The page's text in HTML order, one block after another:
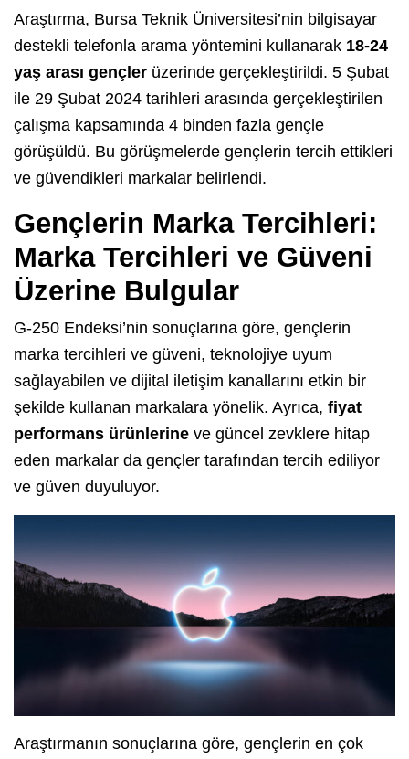
Araştırma, Bursa Teknik Üniversitesi’nin bilgisayar
destekli telefonla arama yöntemini kullanarak 18-24
yaş arası gençler üzerinde gerçekleştirildi. 5 Şubat
ile 29 Şubat 2024 tarihleri arasında gerçekleştirilen
çalışma kapsamında 4 binden fazla gençle
görüşüldü. Bu görüşmelerde gençlerin tercih ettikleri
ve güvendikleri markalar belirlendi.
Gençlerin Marka Tercihleri:
Marka Tercihleri ve Güveni
Üzerine Bulgular
G-250 Endeksi’nin sonuçlarına göre, gençlerin
marka tercihleri ve güveni, teknolojiye uyum
sağlayabilen ve dijital iletişim kanallarını etkin bir
şekilde kullanan markalara yönelik. Ayrıca, fiyat
performans ürünlerine ve güncel zevklere hitap
eden markalar da gençler tarafından tercih ediliyor
ve güven duyuluyor.
Araştırmanın sonuçlarına göre, gençlerin en çok